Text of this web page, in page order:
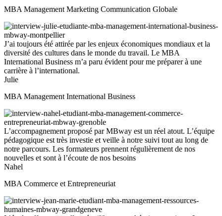
MBA Management Marketing Communication Globale
J’ai toujours été attirée par les enjeux économiques mondiaux et la
diversité des cultures dans le monde du travail. Le MBA
International Business m’a paru évident pour me préparer à une
carrière à l’international.
Julie
MBA Management International Business
L’accompagnement proposé par MBway est un réel atout. L’équipe
pédagogique est très investie et veille à notre suivi tout au long de
notre parcours. Les formateurs prennent régulièrement de nos
nouvelles et sont à l’écoute de nos besoins
Nahel
MBA Commerce et Entrepreneuriat